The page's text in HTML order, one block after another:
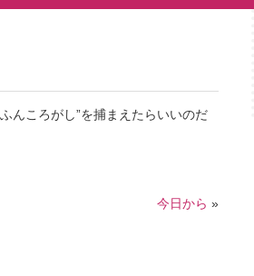
んころがし”を捕まえたらいいのだ
今日から »